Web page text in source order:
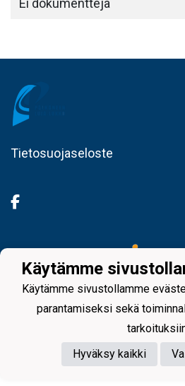
Ei dokumentteja
Tietosuojaseloste
Käytämme
Käytämme sivustollamme
parantamiseksi sekä
Hyväksy kaikki